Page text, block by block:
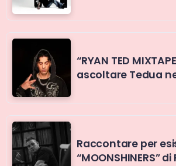
“RYAN TED
ascoltare Tedua
Raccontare per
“MOONSHINERS”